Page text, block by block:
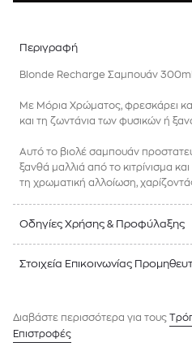
Περιγραφή
Blonde Recharge Σαμπουάν
Με Μόρια Χρώματος, φρεσκάρει
και τη ζωντάνια των φυσικών ή
Αυτό το βιολέ σαμπουάν
ξανθά μαλλιά από το κιτρίνισμα
τη χρωματική αλλοίωση,
Οδηγίες Χρήσης & Προφύλαξης
Στοιχεία Επικοινωνίας
Διαβάστε περισσότερα για τους
Επιστροφές